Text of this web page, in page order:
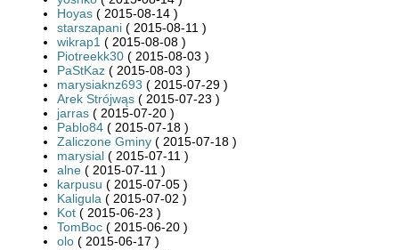
Hoyas ( 2015-08-14 )
starszapani ( 2015-08-11 )
wikrap1 ( 2015-08-08 )
Piotreekk30 ( 2015-08-03 )
PaStKaz ( 2015-08-03 )
marysiaknz693 ( 2015-07-29 )
Arek Strójwąs ( 2015-07-23 )
jarras ( 2015-07-20 )
Pablo84 ( 2015-07-18 )
Zaliczone Gminy ( 2015-07-18 )
marysial ( 2015-07-11 )
alne ( 2015-07-11 )
karpusu ( 2015-07-05 )
Kaligula ( 2015-07-02 )
Kot ( 2015-06-23 )
TomBoc ( 2015-06-20 )
olo ( 2015-06-17 )